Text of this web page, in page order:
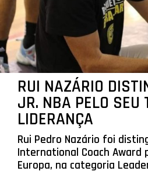
RUI NAZÁRIO
JR. NBA PELO SEU
LIDERANÇA
Rui Pedro Nazário foi
International Coach Award
Europa, na categoria